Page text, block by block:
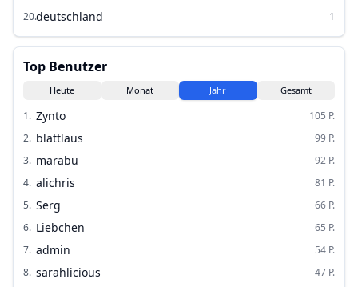
20.deutschland 1
Top Benutzer
Heute Monat Jahr Gesamt
1. Zynto 105 P.
2. blattlaus 99 P.
3. marabu 92 P.
4. alichris 81 P.
5. Serg 66 P.
6. Liebchen 65 P.
7. admin 54 P.
8. sarahlicious 47 P.